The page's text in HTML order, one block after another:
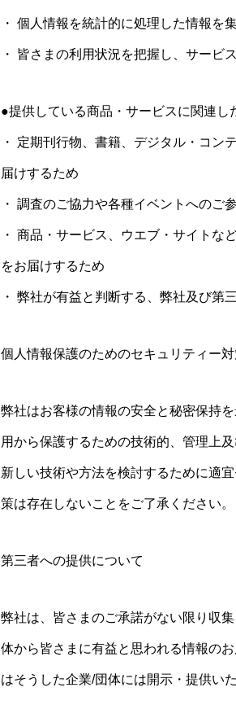
・ 個人情報を統計的に処理した情報を
・ 皆さまの利用状況を把握し、サービ
●提供している商品・サービスに関連し
・ 定期刊行物、書籍、デジタル・コン
届けするため
・ 調査のご協力や各種イベントへのご
・ 商品・サービス、ウエブ・サイトな
をお届けするため
・ 弊社が有益と判断する、弊社及び第
個人情報保護のためのセキュリティー
弊社はお客様の情報の安全と秘密保持
用から保護するための技術的、管理上
新しい技術や方法を検討するために適
策は存在しないことをご了承ください。
第三者への提供について
弊社は、皆さまのご承諾がない限り収
体から皆さまに有益と思われる情報の
はそうした企業/団体には開示・提供いた